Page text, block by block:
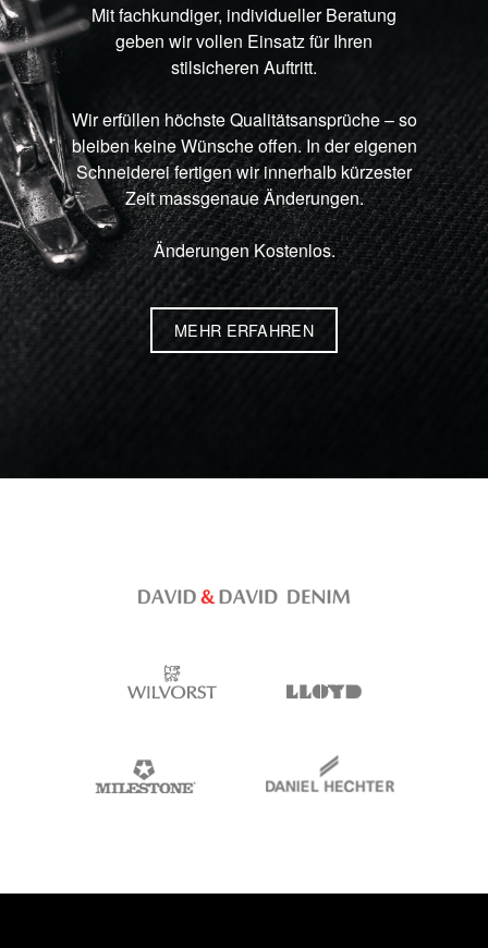
Mit fachkundiger, individueller Beratung
geben wir vollen Einsatz für Ihren
stilsicheren Auftritt.
Wir erfüllen höchste Qualitätsansprüche – so
bleiben keine Wünsche offen. In der eigenen
Schneiderei fertigen wir innerhalb kürzester
Zeit massgenaue Änderungen.
Änderungen Kostenlos.
MEHR ERFAHREN